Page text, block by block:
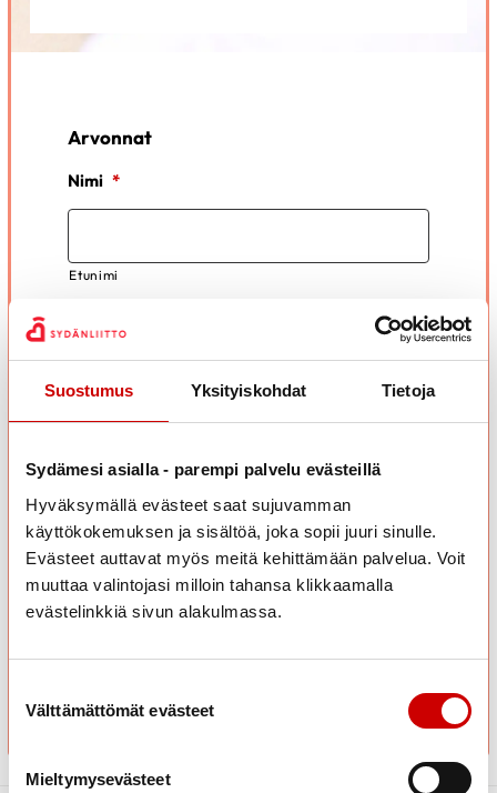
Suostumus Yksityiskohdat Tietoja
Sydämesi asialla - parempi palvelu evästeillä
Hyväksymällä evästeet saat sujuvamman
käyttökokemuksen ja sisältöä, joka sopii juuri sinulle.
Evästeet auttavat myös meitä kehittämään palvelua. Voit
muuttaa valintojasi milloin tahansa klikkaamalla
evästelinkkiä sivun alakulmassa.
Välttämättömät evästeet
Mieltymysevästeet
Arvonnat
Nimi *
Etunimi
Sukunimi
Sähköposti